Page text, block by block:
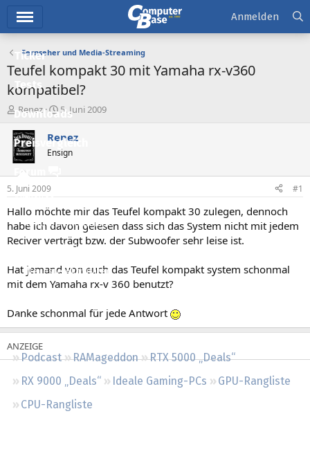
Ticker
Tests
Downloads
Preisvergleich
Forum
Aktuelles
Empfohlene Inhalte
Neue Beiträge
Neueste Aktivitäten
Regeln
Podcast RAMageddon
RTX 5000 „Deals“
RX 9000 „Deals“
Ideale Gaming-PCs
GPU-Rangliste
CPU-Rangliste
Anmelden
Fernseher und Media-Streaming
Teufel kompakt 30 mit Yamaha rx-v360
kompatibel?
E
r
s
t
e
e
r
Renez
E
r
s
t
e
t
a
5. Juni 2009
Renez
Ensign
5. Juni 2009 #1
Hallo möchte mir das Teufel kompakt 30 zulegen, dennoch
habe ich davon gelesen dass sich das System nicht mit jedem
Reciver verträgt bzw. der Subwoofer sehr leise ist.
Hat jemand von euch das Teufel kompakt system schonmal
mit dem Yamaha rx-v 360 benutzt?
Danke schonmal für jede Antwort